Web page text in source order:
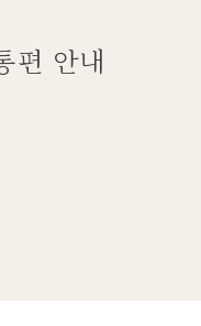
편 안내